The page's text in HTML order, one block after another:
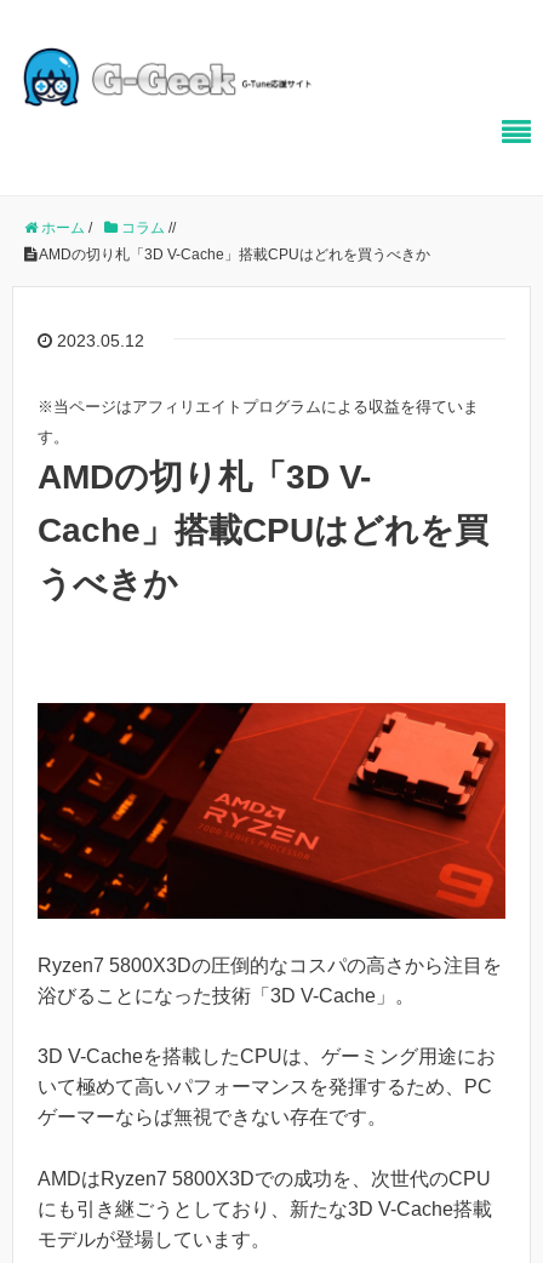
ホーム / コラム //
AMDの切り札「3D V-Cache」搭載CPUはどれを買うべきか
2023.05.12
※当ページはアフィリエイトプログラムによる収益を得ていま
す。
AMDの切り札「3D V-
Cache」搭載CPUはどれを買
うべきか
Ryzen7 5800X3Dの圧倒的なコスパの高さから注目を
浴びることになった技術「3D V-Cache」。
3D V-Cacheを搭載したCPUは、ゲーミング用途にお
いて極めて高いパフォーマンスを発揮するため、PC
ゲーマーならば無視できない存在です。
AMDはRyzen7 5800X3Dでの成功を、次世代のCPU
にも引き継ごうとしており、新たな3D V-Cache搭載
モデルが登場しています。